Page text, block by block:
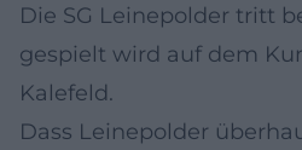
Die SG Leinepolder tritt
gespielt wird auf dem
Kalefeld.
Dass Leinepolder